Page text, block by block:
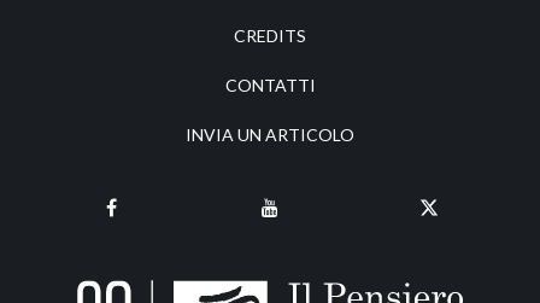
CREDITS
CONTATTI
INVIA UN ARTICOLO